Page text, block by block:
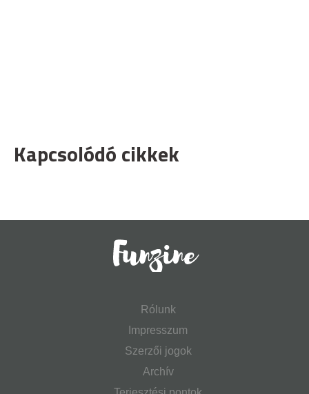
Kapcsolódó cikkek
Rólunk
Impresszum
Szerzői jogok
Archív